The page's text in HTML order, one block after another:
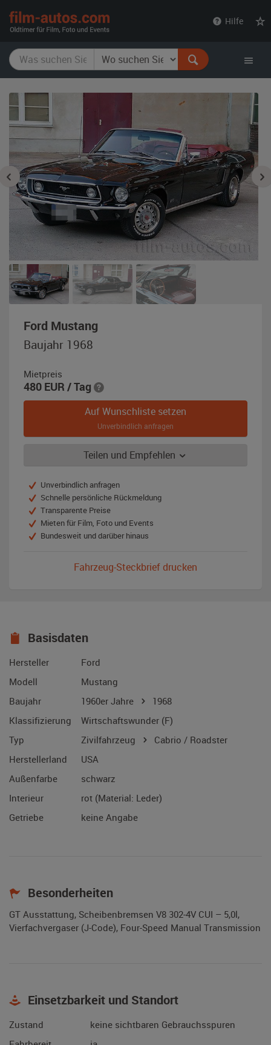
Hilfe
Ford Mustang
Baujahr 1968
Mietpreis
480 EUR / Tag
Auf Wunschliste setzen
Unverbindlich anfragen
Teilen und Empfehlen
Unverbindlich anfragen
Schnelle persönliche Rückmeldung
Transparente Preise
Mieten für Film, Foto und Events
Bundesweit und darüber hinaus
Fahrzeug-Steckbrief drucken
Basisdaten
Hersteller
Ford
Modell
Mustang
Baujahr
1960er Jahre
1968
Klassifizierung
Wirtschaftswunder (F)
Typ
Zivilfahrzeug
Cabrio / Roadster
Herstellerland
USA
Außenfarbe
schwarz
Interieur
rot (Material: Leder)
Getriebe
keine Angabe
Besonderheiten
GT Ausstattung, Scheibenbremsen V8 302-4V CUI – 5,0l,
Vierfachvergaser (J-Code), Four-Speed Manual Transmission
Einsetzbarkeit und Standort
Zustand
keine sichtbaren Gebrauchsspuren